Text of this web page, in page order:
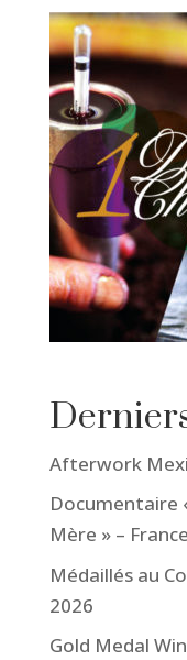
Afterwork
Documentaire
Mère » –
Médaillés au
2026
Gold Medal